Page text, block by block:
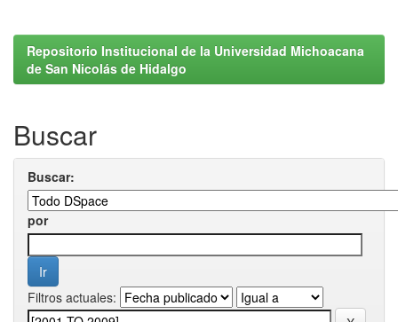
Repositorio Institucional de la Universidad Michoacana
de San Nicolás de Hidalgo
Buscar
Buscar:
por
Filtros actuales: